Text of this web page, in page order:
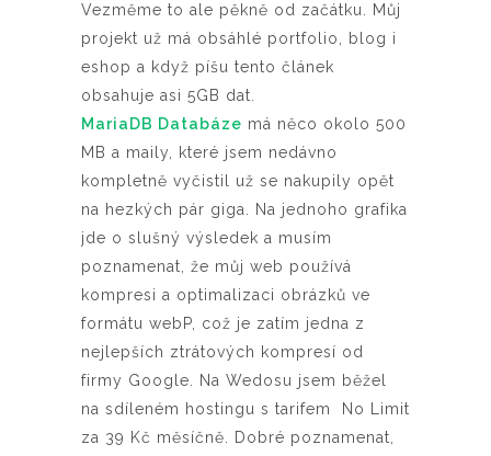
Vezměme to ale pěkně od začátku. Můj
projekt už má obsáhlé portfolio, blog i
eshop a když píšu tento článek
obsahuje asi 5GB dat.
MariaDB Databáze má něco okolo 500
MB a maily, které jsem nedávno
kompletně vyčistil už se nakupily opět
na hezkých pár giga. Na jednoho grafika
jde o slušný výsledek a musím
poznamenat, že můj web používá
kompresi a optimalizaci obrázků ve
formátu webP, což je zatím jedna z
nejlepších ztrátových kompresí od
firmy Google. Na Wedosu jsem běžel
na sdíleném hostingu s tarifem No Limit
za 39 Kč měsíčně. Dobré poznamenat,